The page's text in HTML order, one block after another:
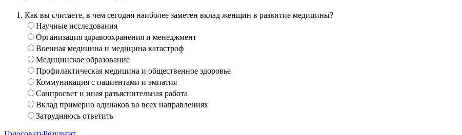
Как вы считаете, в чем сегодня наиболее заметен вклад женщин в развитие медицины?
Научные исследования
Организация здравоохранения и менеджмент
Военная медицина и медицина катастроф
Медицинское образование
Профилактическая медицина и общественное здоровье
Коммуникация с пациентами и эмпатия
Санпросвет и иная разъяснительная работа
Вклад примерно одинаков во всех направлениях
Затрудняюсь ответить